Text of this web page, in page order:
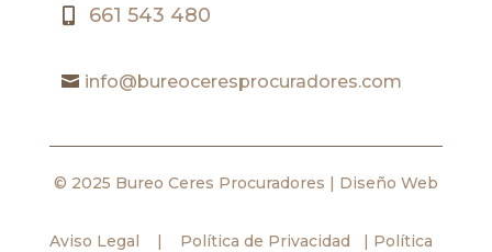
661 543 480
info@bureoceresprocuradores.com
© 2025 Bureo Ceres Procuradores | Diseño Web
Aviso Legal Política de Privacidad Política